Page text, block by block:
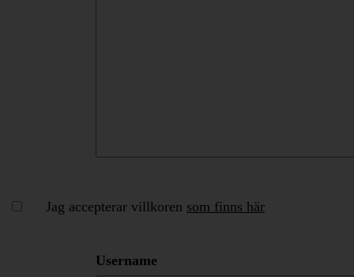
Jag accepterar villkoren som finns här
Username